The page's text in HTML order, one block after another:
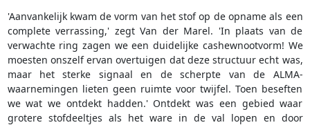
'Aanvankelijk kwam de vorm van het stof op de opname als een
complete verrassing,' zegt Van der Marel. 'In plaats van de
verwachte ring zagen we een duidelijke cashewnootvorm! We
moesten onszelf ervan overtuigen dat deze structuur echt was,
maar het sterke signaal en de scherpte van de ALMA-
waarnemingen lieten geen ruimte voor twijfel. Toen beseften
we wat we ontdekt hadden.' Ontdekt was een gebied waar
grotere stofdeeltjes als het ware in de val lopen en door